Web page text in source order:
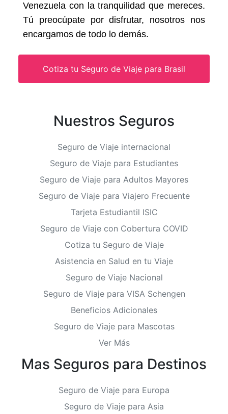
Venezuela con la tranquilidad que mereces.
Tú preocúpate por disfrutar, nosotros nos
encargamos de todo lo demás.
Cotiza tu Seguro de Viaje para Brasil
Nuestros Seguros
Seguro de Viaje internacional
Seguro de Viaje para Estudiantes
Seguro de Viaje para Adultos Mayores
Seguro de Viaje para Viajero Frecuente
Tarjeta Estudiantil ISIC
Seguro de Viaje con Cobertura COVID
Cotiza tu Seguro de Viaje
Asistencia en Salud en tu Viaje
Seguro de Viaje Nacional
Seguro de Viaje para VISA Schengen
Beneficios Adicionales
Seguro de Viaje para Mascotas
Ver Más
Mas Seguros para Destinos
Seguro de Viaje para Europa
Seguro de Viaje para Asia